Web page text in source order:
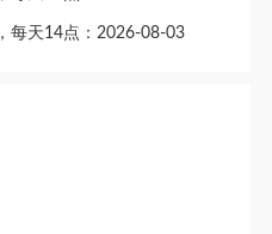
每天14点：2026-08-03